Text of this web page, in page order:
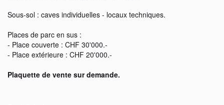
Sous-sol : caves individuelles - locaux techniques.
Places de parc en sus :
- Place couverte : CHF 30'000.-
- Place extérieure : CHF 20'000.-
Plaquette de vente sur demande.